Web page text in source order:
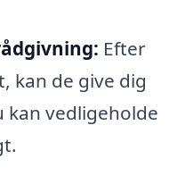
Efter
kan de give dig
vedligeholde